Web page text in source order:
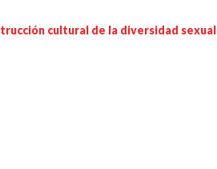
cultural de la diversidad sexual